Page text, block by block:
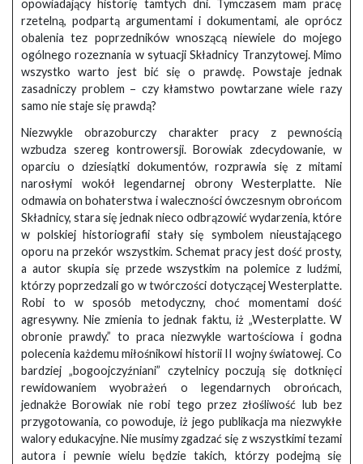
opowiadający historię tamtych dni. Tymczasem mam pracę
rzetelną, podpartą argumentami i dokumentami, ale oprócz
obalenia tez poprzedników wnoszącą niewiele do mojego
ogólnego rozeznania w sytuacji Składnicy Tranzytowej. Mimo
wszystko warto jest bić się o prawdę. Powstaje jednak
zasadniczy problem – czy kłamstwo powtarzane wiele razy
samo nie staje się prawdą?
Niezwykle obrazoburczy charakter pracy z pewnością
wzbudza szereg kontrowersji. Borowiak zdecydowanie, w
oparciu o dziesiątki dokumentów, rozprawia się z mitami
narosłymi wokół legendarnej obrony Westerplatte. Nie
odmawia on bohaterstwa i waleczności ówczesnym obrońcom
Składnicy, stara się jednak nieco odbrązowić wydarzenia, które
w polskiej historiografii stały się symbolem nieustającego
oporu na przekór wszystkim. Schemat pracy jest dość prosty,
a autor skupia się przede wszystkim na polemice z ludźmi,
którzy poprzedzali go w twórczości dotyczącej Westerplatte.
Robi to w sposób metodyczny, choć momentami dość
agresywny. Nie zmienia to jednak faktu, iż „Westerplatte. W
obronie prawdy.” to praca niezwykle wartościowa i godna
polecenia każdemu miłośnikowi historii II wojny światowej. Co
bardziej „bogoojczyźniani” czytelnicy poczują się dotknięci
rewidowaniem wyobrażeń o legendarnych obrońcach,
jednakże Borowiak nie robi tego przez złośliwość lub bez
przygotowania, co powoduje, iż jego publikacja ma niezwykłe
walory edukacyjne. Nie musimy zgadzać się z wszystkimi tezami
autora i pewnie wielu będzie takich, którzy podejmą się